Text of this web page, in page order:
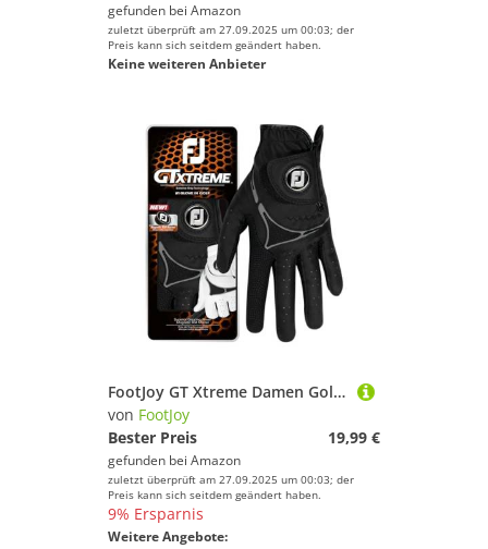
gefunden bei Amazon
zuletzt überprüft am 27.09.2025 um 00:03; der
Preis kann sich seitdem geändert haben.
Keine weiteren Anbieter
FootJoy GT Xtreme Damen Golfhandschuh, Schwarz
von FootJoy
Bester Preis
19,99 €
gefunden bei Amazon
zuletzt überprüft am 27.09.2025 um 00:03; der
Preis kann sich seitdem geändert haben.
9% Ersparnis
Weitere Angebote: